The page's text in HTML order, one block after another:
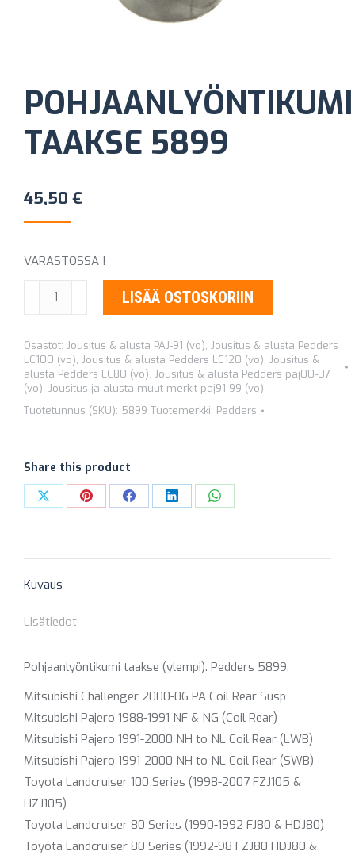
POHJAANLYÖNTIKUMI
TAAKSE 5899
45,50 €
VARASTOSSA !
POHJAANLYÖNTIKUMI
TAAKSE
määrä
LISÄÄ OSTOSKORIIN
Osastot: Jousitus & alusta PAJ-91 (vo), Jousitus & alusta Pedders
LC100 (vo), Jousitus & alusta Pedders LC120 (vo), Jousitus &
alusta Pedders LC80 (vo), Jousitus & alusta Pedders paj00-07
(vo), Jousitus ja alusta muut merkit paj91-99 (vo)
Tuotetunnus (SKU): 5899 Tuotemerkki: Pedders
Share this product
Share Share Share Share Share
Kuvaus
Lisätiedot
Pohjaanlyöntikumi taakse (ylempi). Pedders 5899.
Mitsubishi Challenger 2000-06 PA Coil Rear Susp
Mitsubishi Pajero 1988-1991 NF & NG (Coil Rear)
Mitsubishi Pajero 1991-2000 NH to NL Coil Rear (LWB)
Mitsubishi Pajero 1991-2000 NH to NL Coil Rear (SWB)
Toyota Landcruiser 100 Series (1998-2007 FZJ105 &
HZJ105)
Toyota Landcruiser 80 Series (1990-1992 FJ80 & HDJ80)
Toyota Landcruiser 80 Series (1992-98 FZJ80 HDJ80 &